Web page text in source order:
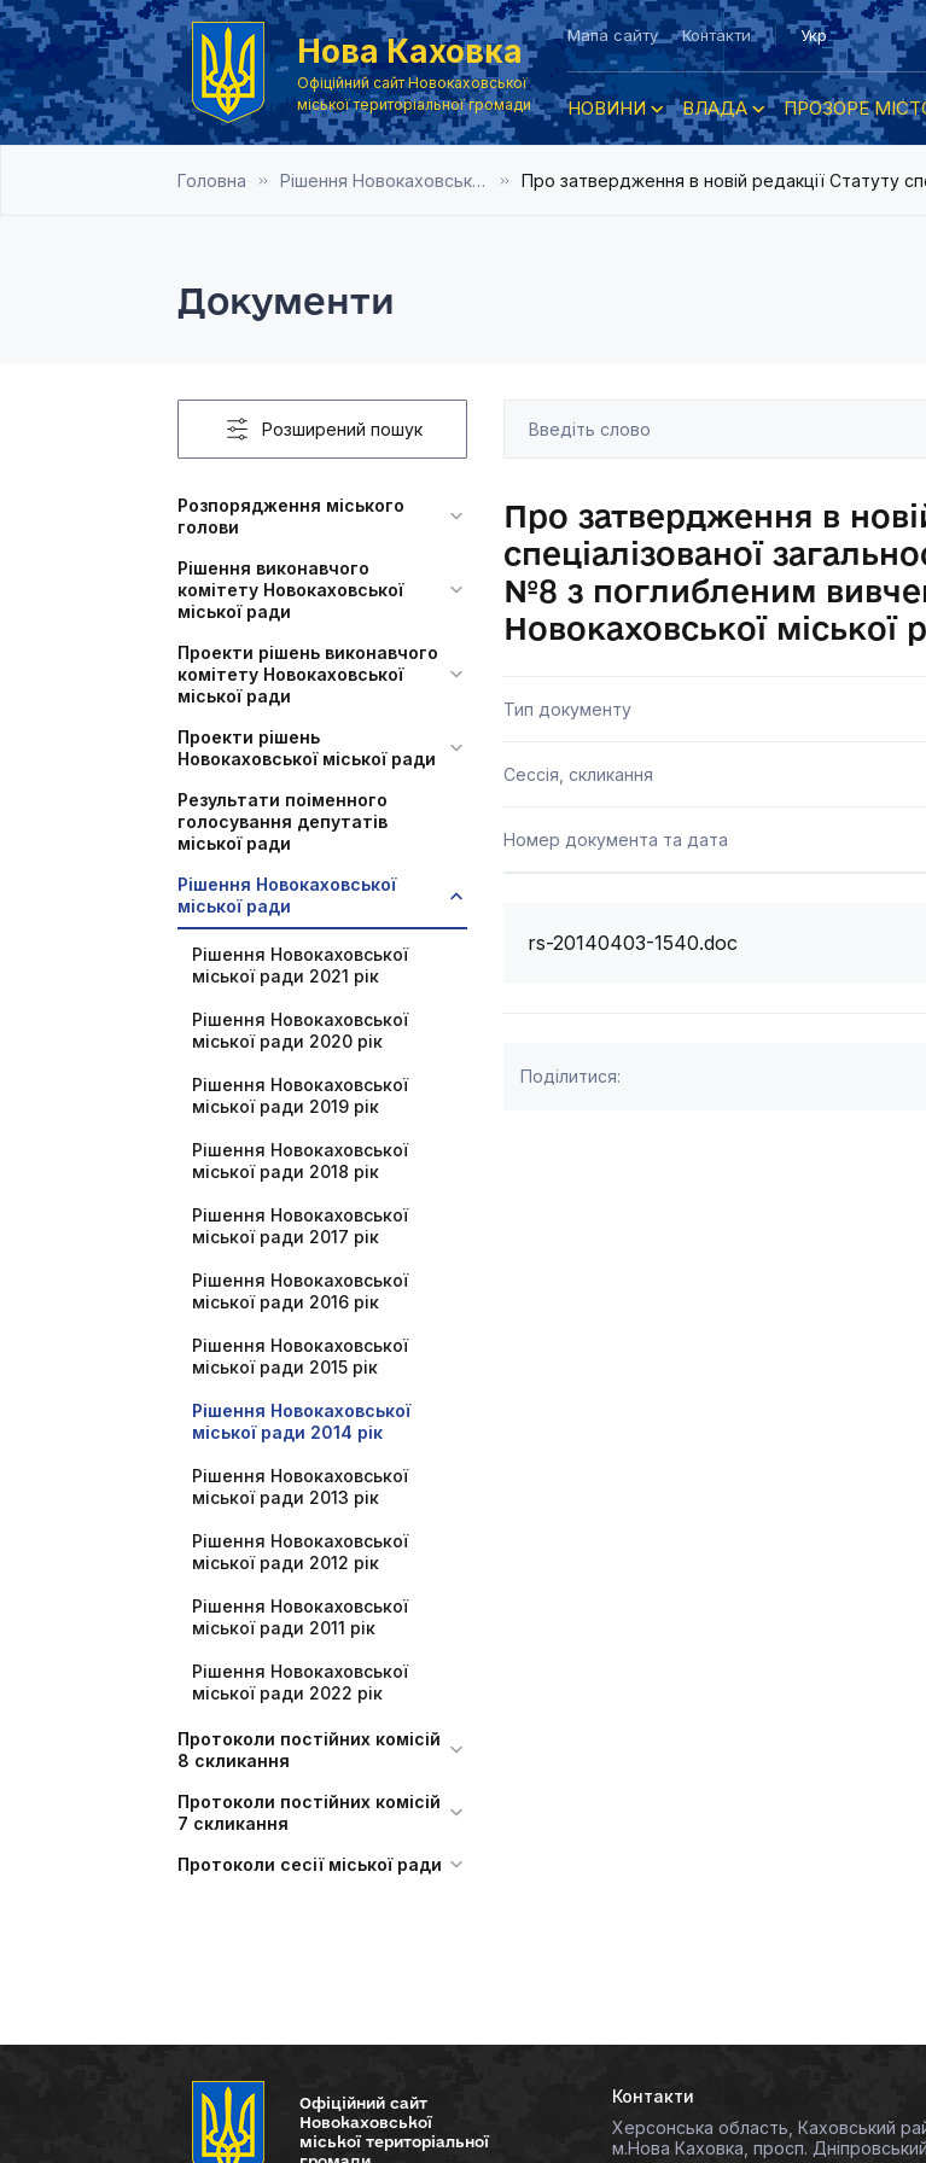
Нова Каховка
Офіційний сайт Новокаховської
міської територіальної громади
Мапа сайту Контакти Укр
НОВИНИ ВЛАДА ПРОЗОРЕ
Головна Рішення Новокаховської міської ради 2014 рік Про затвердження в новій редакції Статуту
Документи
Розширений пошук
Розпорядження міського
голови
Рішення виконавчого
комітету Новокаховської
міської ради
Проекти рішень виконавчого
комітету Новокаховської
міської ради
Проекти рішень
Новокаховської міської ради
Результати поіменного
голосування депутатів
міської ради
Рішення Новокаховської
міської ради
Рішення Новокаховської
міської ради 2021 рік
Рішення Новокаховської
міської ради 2020 рік
Рішення Новокаховської
міської ради 2019 рік
Рішення Новокаховської
міської ради 2018 рік
Рішення Новокаховської
міської ради 2017 рік
Рішення Новокаховської
міської ради 2016 рік
Рішення Новокаховської
міської ради 2015 рік
Рішення Новокаховської
міської ради 2014 рік
Рішення Новокаховської
міської ради 2013 рік
Рішення Новокаховської
міської ради 2012 рік
Рішення Новокаховської
міської ради 2011 рік
Рішення Новокаховської
міської ради 2022 рік
Протоколи постійних комісій
8 скликання
Протоколи постійних комісій
7 скликання
Протоколи сесії міської ради
Про затвердження в
спеціалізованої
№8 з поглибленим
Новокаховської міської
Тип документу
Сессія, скликання
Номер документа та дата
rs-20140403-1540.doc
Поділитися:
Офіційний сайт
Новокаховської
міської територіальної
Контакти
Херсонська область, Каховський
м.Нова Каховка, просп.